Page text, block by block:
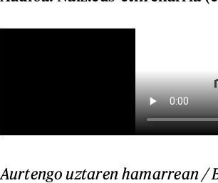
Aurtengo uztaren hamarrean /